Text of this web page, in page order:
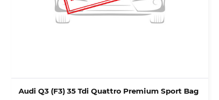
Audi Q3 (F3) 35 Tdi Quattro Premium Sport Bag